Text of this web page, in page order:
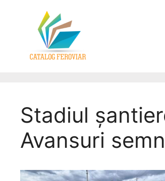
Stadiul
Avansuri